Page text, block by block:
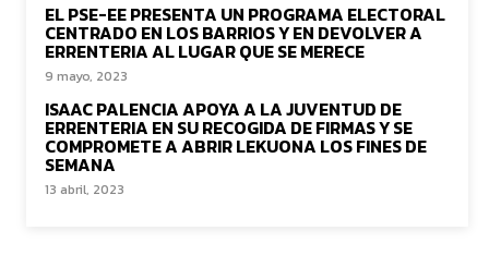
EL PSE-EE PRESENTA UN PROGRAMA ELECTORAL
CENTRADO EN LOS BARRIOS Y EN DEVOLVER A
ERRENTERIA AL LUGAR QUE SE MERECE
9 mayo, 2023
ISAAC PALENCIA APOYA A LA JUVENTUD DE
ERRENTERIA EN SU RECOGIDA DE FIRMAS Y SE
COMPROMETE A ABRIR LEKUONA LOS FINES DE
SEMANA
13 abril, 2023